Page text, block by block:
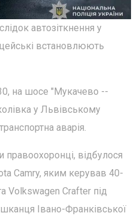
автозіткнення у
встановлюють
на шосе "Мукачево --
у Львівському
аварія.
відбулося
Camry, яким керував 40-
Volkswagen Crafter під
Івано-Франківської